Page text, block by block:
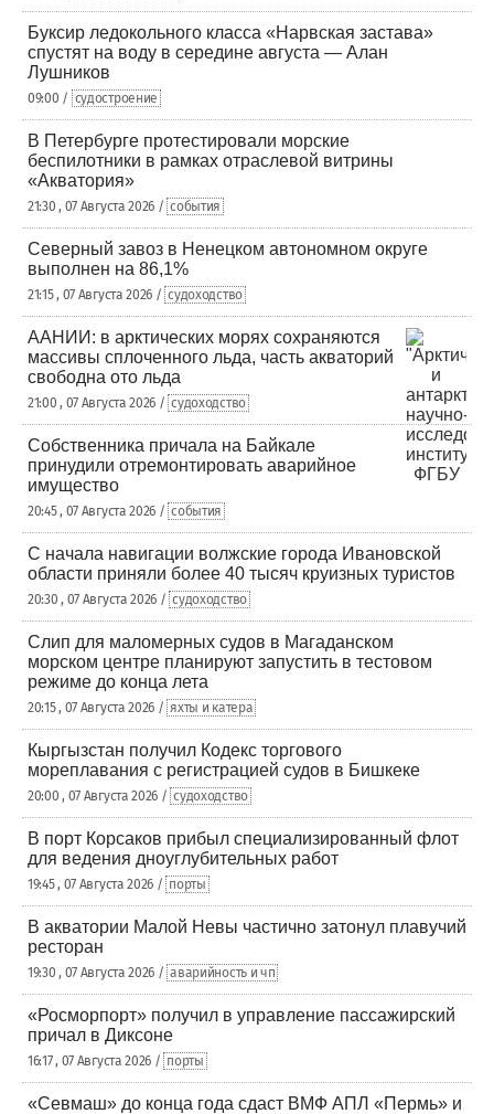
Буксир ледокольного класса «Нарвская застава»
спустят на воду в середине августа — Алан
Лушников
09:00 / судостроение
В Петербурге протестировали морские
беспилотники в рамках отраслевой витрины
«Акватория»
21:30 , 07 Августа 2026 / события
Северный завоз в Ненецком автономном округе
выполнен на 86,1%
21:15 , 07 Августа 2026 / судоходство
ААНИИ: в арктических морях сохраняются
массивы сплоченного льда, часть акваторий
свободна ото льда
21:00 , 07 Августа 2026 / судоходство
Собственника причала на Байкале
принудили отремонтировать аварийное
имущество
20:45 , 07 Августа 2026 / события
С начала навигации волжские города Ивановской
области приняли более 40 тысяч круизных туристов
20:30 , 07 Августа 2026 / судоходство
Слип для маломерных судов в Магаданском
морском центре планируют запустить в тестовом
режиме до конца лета
20:15 , 07 Августа 2026 / яхты и катера
Кыргызстан получил Кодекс торгового
мореплавания с регистрацией судов в Бишкеке
20:00 , 07 Августа 2026 / судоходство
В порт Корсаков прибыл специализированный флот
для ведения дноуглубительных работ
19:45 , 07 Августа 2026 / порты
В акватории Малой Невы частично затонул плавучий
ресторан
19:30 , 07 Августа 2026 / аварийность и чп
«Росморпорт» получил в управление пассажирский
причал в Диксоне
16:17 , 07 Августа 2026 / порты
«Севмаш» до конца года сдаст ВМФ АПЛ «Пермь» и